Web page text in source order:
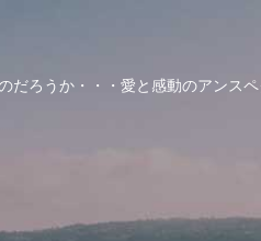
だろうか・・・愛と感動のアンス